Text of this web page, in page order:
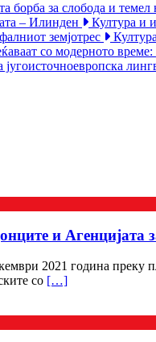
борба за слобода и темел
– Илинден
Култура и
земјотрес
со модерното
и Агенцијата
2021 година
со […]